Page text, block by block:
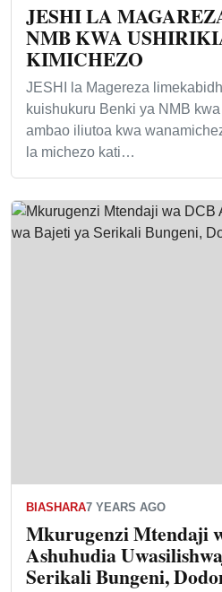
JESHI LA
NMB KWA
KIMICHEZO
JESHI la Magereza
kuishukuru Benki ya NMB
ambao iliutoa kwa
la michezo kati…
BIASHARA7 YEARS AGO
Mkurugenzi Mtendaji
Ashuhudia
Serikali Bungeni,